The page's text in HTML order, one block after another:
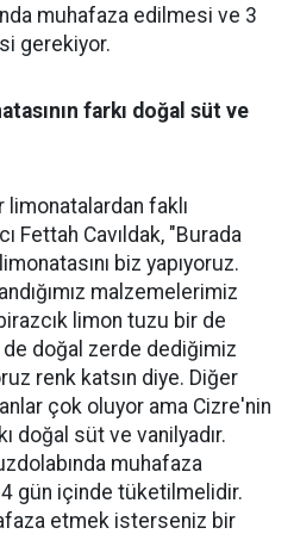
muhafaza edilmesi ve 3
gerekiyor.
farkı doğal süt ve
limonatalardan faklı
Fettah Cavıldak, "Burada
biz yapıyoruz.
malzemelerimiz
limon tuzu bir de
doğal zerde dediğimiz
renk katsın diye. Diğer
çok oluyor ama Cizre'nin
doğal süt ve vanilyadır.
muhafaza
gün içinde tüketilmelidir.
etmek isterseniz bir